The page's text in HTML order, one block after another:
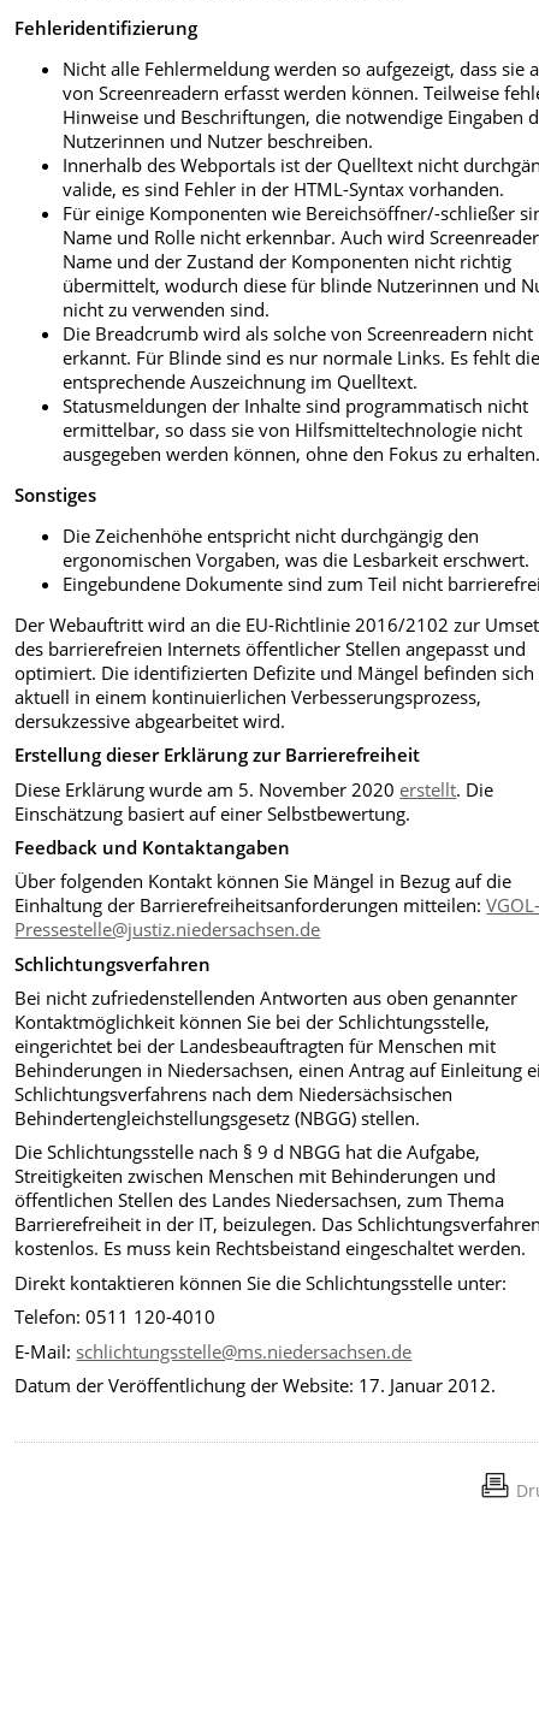
Fehleridentifizierung
Nicht alle Fehlermeldung werden so aufgezeigt, dass sie
von Screenreadern erfasst werden können. Teilweise
Hinweise und Beschriftungen, die notwendige Eingaben
Nutzerinnen und Nutzer beschreiben.
Innerhalb des Webportals ist der Quelltext nicht
valide, es sind Fehler in der HTML-Syntax vorhanden.
Für einige Komponenten wie Bereichsöffner/-schließer
Name und Rolle nicht erkennbar. Auch wird
Name und der Zustand der Komponenten nicht richtig
übermittelt, wodurch diese für blinde Nutzerinnen und
nicht zu verwenden sind.
Die Breadcrumb wird als solche von Screenreadern nicht
erkannt. Für Blinde sind es nur normale Links. Es fehlt
entsprechende Auszeichnung im Quelltext.
Statusmeldungen der Inhalte sind programmatisch nicht
ermittelbar, so dass sie von Hilfsmitteltechnologie nicht
ausgegeben werden können, ohne den Fokus zu
Sonstiges
Die Zeichenhöhe entspricht nicht durchgängig den
ergonomischen Vorgaben, was die Lesbarkeit erschwert.
Eingebundene Dokumente sind zum Teil nicht
Der Webauftritt wird an die EU-Richtlinie 2016/2102 zur
des barrierefreien Internets öffentlicher Stellen angepasst und
optimiert. Die identifizierten Defizite und Mängel befinden sich
aktuell in einem kontinuierlichen Verbesserungsprozess,
dersukzessive abgearbeitet wird.
Erstellung dieser Erklärung zur Barrierefreiheit
Diese Erklärung wurde am 5. November 2020 erstellt. Die
Einschätzung basiert auf einer Selbstbewertung.
Feedback und Kontaktangaben
Über folgenden Kontakt können Sie Mängel in Bezug auf die
Einhaltung der Barrierefreiheitsanforderungen mitteilen:
Pressestelle@justiz.niedersachsen.de
Schlichtungsverfahren
Bei nicht zufriedenstellenden Antworten aus oben genannter
Kontaktmöglichkeit können Sie bei der Schlichtungsstelle,
eingerichtet bei der Landesbeauftragten für Menschen mit
Behinderungen in Niedersachsen, einen Antrag auf Einleitung
Schlichtungsverfahrens nach dem Niedersächsischen
Behindertengleichstellungsgesetz (NBGG) stellen.
Die Schlichtungsstelle nach § 9 d NBGG hat die Aufgabe,
Streitigkeiten zwischen Menschen mit Behinderungen und
öffentlichen Stellen des Landes Niedersachsen, zum Thema
Barrierefreiheit in der IT, beizulegen. Das
kostenlos. Es muss kein Rechtsbeistand eingeschaltet werden.
Direkt kontaktieren können Sie die Schlichtungsstelle unter:
Telefon: 0511 120-4010
E-Mail: schlichtungsstelle@ms.niedersachsen.de
Datum der Veröffentlichung der Website: 17. Januar 2012.